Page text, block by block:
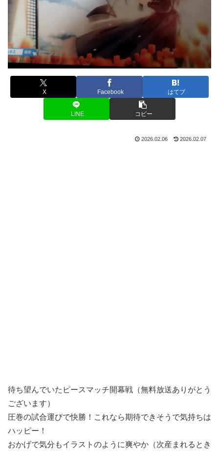
X Facebook はてブ
LINE コピー
2026.02.06 2026.02.07
待ち望んでいたピースマッチ開幕戦（無料放送ありがとう
ございます）
圧巻の試合運びで快勝！これなら期待できそうで気持ちは
ハッピー！
おかげで気分もイラストのように爽やか（次産まれるとき